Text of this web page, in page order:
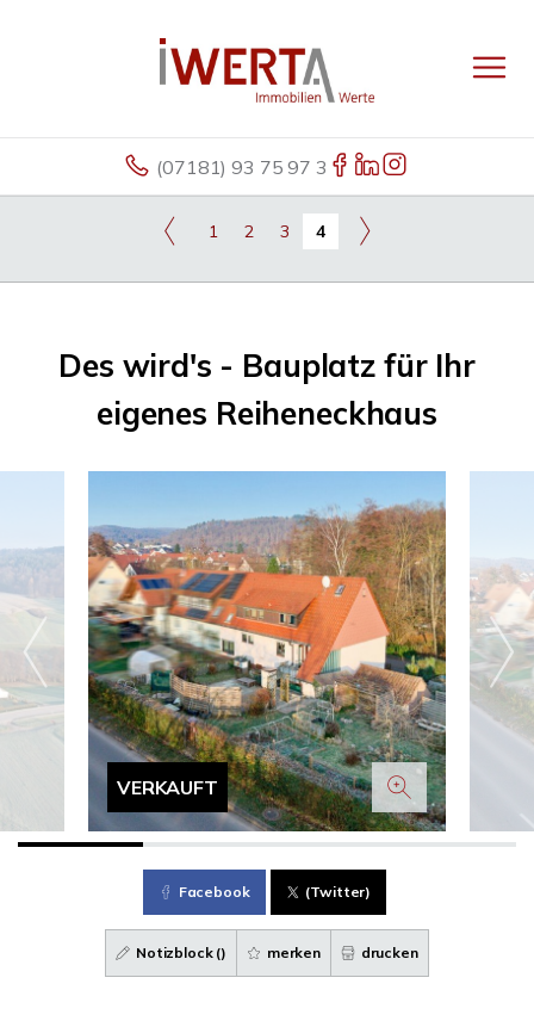
(07181) 93 75 97 3
1 2 3 4
Des wird's - Bauplatz für Ihr
eigenes Reiheneckhaus
VERKAUFT
Facebook (Twitter)
Notizblock () merken drucken